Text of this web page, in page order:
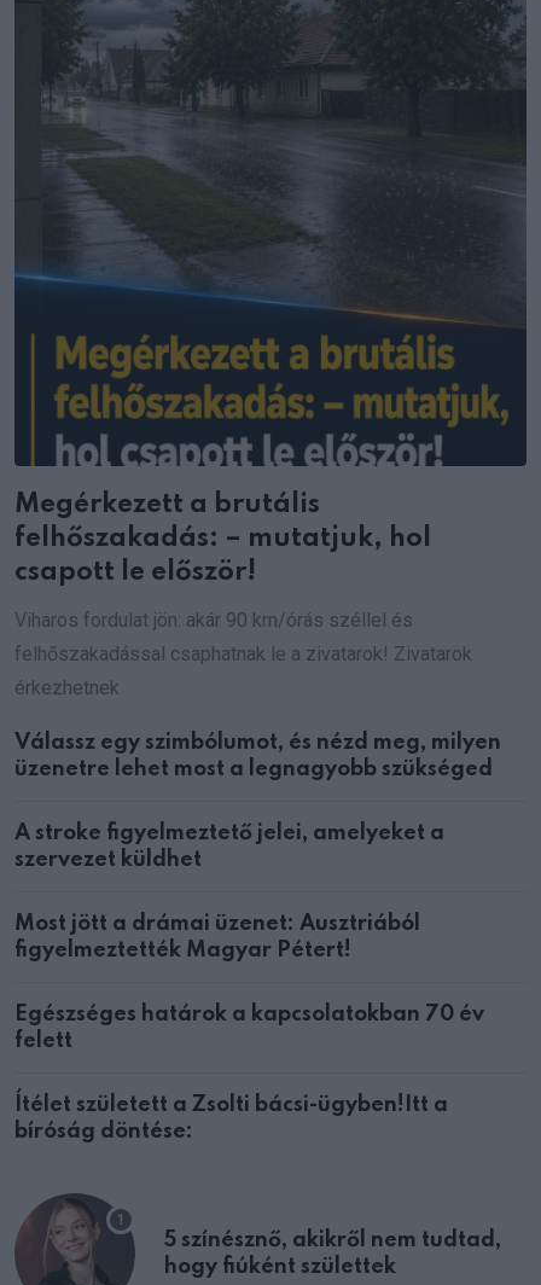
Megérkezett a brutális
felhőszakadás: – mutatjuk, hol
csapott le először!
Viharos fordulat jön: akár 90 km/órás széllel és
felhőszakadással csaphatnak le a zivatarok! Zivatarok
érkezhetnek
Válassz egy szimbólumot, és nézd meg, milyen
üzenetre lehet most a legnagyobb szükséged
A stroke figyelmeztető jelei, amelyeket a
szervezet küldhet
Most jött a drámai üzenet: Ausztriából
figyelmeztették Magyar Pétert!
Egészséges határok a kapcsolatokban 70 év
felett
Ítélet született a Zsolti bácsi-ügyben!Itt a
bíróság döntése:
5 színésznő, akikről nem tudtad,
hogy fiúként születtek